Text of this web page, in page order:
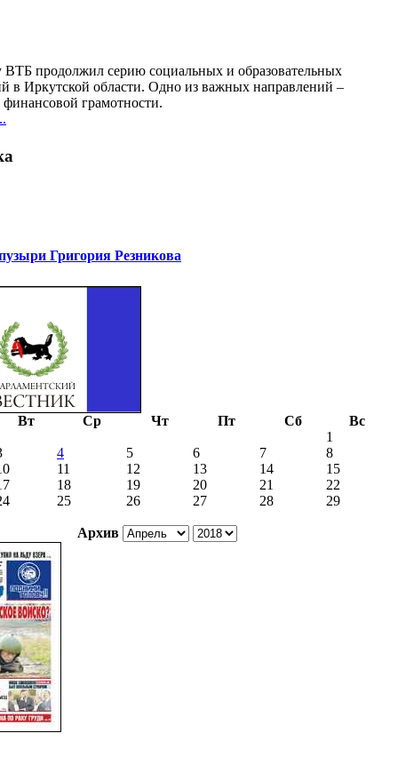
ВТБ продолжил серию социальных и образовательных
в Иркутской области. Одно из важных направлений –
грамотности.
Григория Резникова
Вт Ср Чт Пт Сб
Вс
1
4 5 6 7
8
11 12 13 14
15
18 19 20 21
22
25 26 27 28 29
Архив